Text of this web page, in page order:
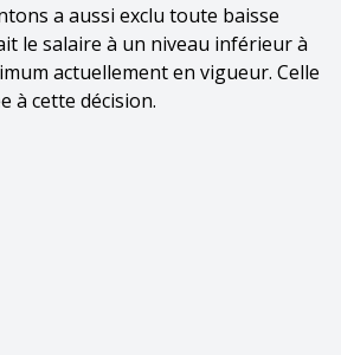
a aussi exclu toute baisse
le salaire à un niveau inférieur à
actuellement en vigueur. Celle
à cette décision.